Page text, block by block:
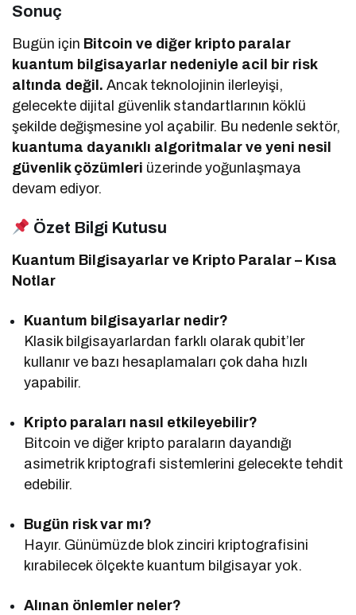
Sonuç
Bugün için Bitcoin ve diğer kripto paralar
kuantum bilgisayarlar nedeniyle acil bir risk
altında değil. Ancak teknolojinin ilerleyişi,
gelecekte dijital güvenlik standartlarının köklü
şekilde değişmesine yol açabilir. Bu nedenle sektör,
kuantuma dayanıklı algoritmalar ve yeni nesil
güvenlik çözümleri üzerinde yoğunlaşmaya
devam ediyor.
Özet Bilgi Kutusu
Kuantum Bilgisayarlar ve Kripto Paralar – Kısa
Notlar
Kuantum bilgisayarlar nedir?
Klasik bilgisayarlardan farklı olarak qubit’ler
kullanır ve bazı hesaplamaları çok daha hızlı
yapabilir.
Kripto paraları nasıl etkileyebilir?
Bitcoin ve diğer kripto paraların dayandığı
asimetrik kriptografi sistemlerini gelecekte tehdit
edebilir.
Bugün risk var mı?
Hayır. Günümüzde blok zinciri kriptografisini
kırabilecek ölçekte kuantum bilgisayar yok.
Alınan önlemler neler?